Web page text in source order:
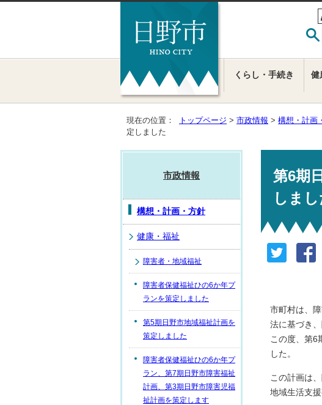
くらし・手続き
健
現在の位置： トップページ > 市政情報 > 構想・計画
定しました
第6期
しまし
市町村は、
法に基づき
この度、第6
した。
この計画は
地域生活支
市政情報
構想・計画・方針
健康・福祉
障害者・地域福祉
障害者保健福祉ひの6か年プ
ランを策定しました
第5期日野市地域福祉計画を
策定しました
障害者保健福祉ひの6か年プ
ラン、第7期日野市障害福祉
計画、第3期日野市障害児福
祉計画を策定します